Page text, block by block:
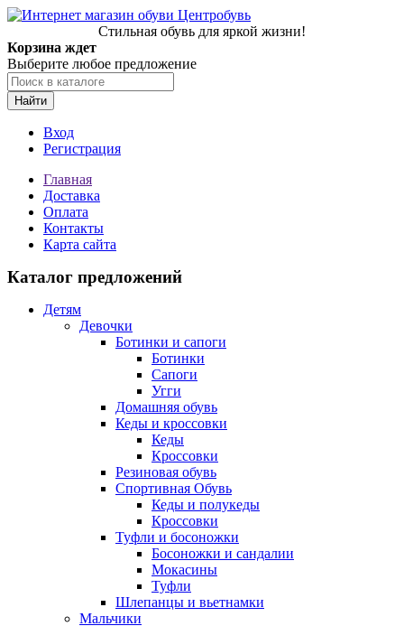
Стильная обувь для яркой жизни!
Корзина ждет
Выберите любое предложение
Найти
Вход
Регистрация
Главная
Доставка
Оплата
Контакты
Карта сайта
Каталог предложений
Детям
Девочки
Ботинки и сапоги
Ботинки
Сапоги
Угги
Домашняя обувь
Кеды и кроссовки
Кеды
Кроссовки
Резиновая обувь
Спортивная Обувь
Кеды и полукеды
Кроссовки
Туфли и босоножки
Босоножки и сандалии
Мокасины
Туфли
Шлепанцы и вьетнамки
Мальчики